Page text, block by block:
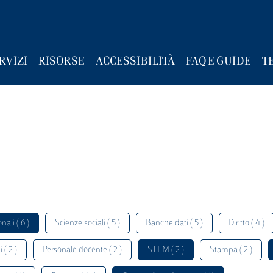
RISORSE ACCESSIBILITÀ FAQ E GUIDE
( 6 ) Scienze sociali ( 5 ) Banche dati ( 5 ) Diritto ( 4 )
( 2 ) Personale docente ( 2 ) STEM ( 2 ) Stampa ( 2 )